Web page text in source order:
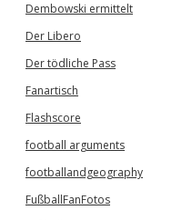
Dembowski ermittelt
Der Libero
Der tödliche Pass
Fanartisch
Flashscore
football arguments
footballandgeography
FußballFanFotos